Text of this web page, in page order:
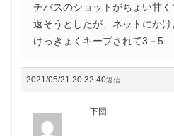
チパスのショットがちょい甘
返そうとしたが、ネットにかけ
けっきょくキープされて3－5
2021/05/21 20:32:40返信
下団